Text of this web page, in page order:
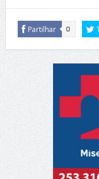
Partilhar 0